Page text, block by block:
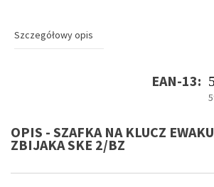
Szczegółowy opis
EAN-13:
OPIS - SZAFKA NA KLUCZ
ZBIJAKA SKE 2/BZ